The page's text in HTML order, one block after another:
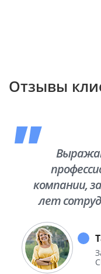
Отзывы
компании,
лет